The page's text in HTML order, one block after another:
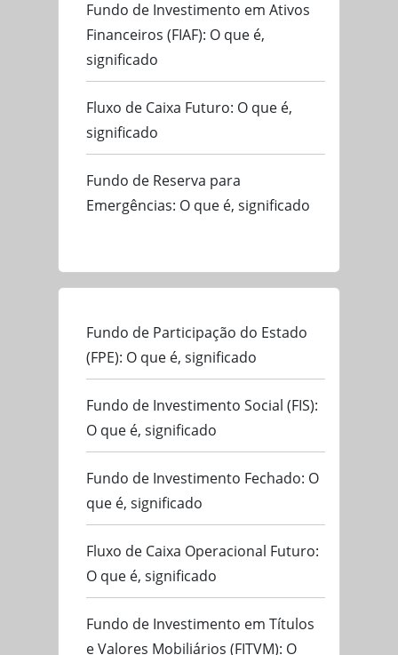
Fundo de Investimento em Ativos
Financeiros (FIAF): O que é,
significado
Fluxo de Caixa Futuro: O que é,
significado
Fundo de Reserva para
Emergências: O que é, significado
Fundo de Participação do Estado
(FPE): O que é, significado
Fundo de Investimento Social (FIS):
O que é, significado
Fundo de Investimento Fechado: O
que é, significado
Fluxo de Caixa Operacional Futuro:
O que é, significado
Fundo de Investimento em Títulos
e Valores Mobiliários (FITVM): O